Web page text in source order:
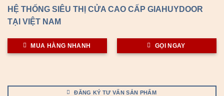
HỆ THỐNG SIÊU THỊ CỬA CAO CẤP GIAHUYDOOR
TẠI VIỆT NAM
MUA HÀNG NHANH GỌI NGAY
ĐĂNG KÝ TƯ VẤN SẢN PHẨM